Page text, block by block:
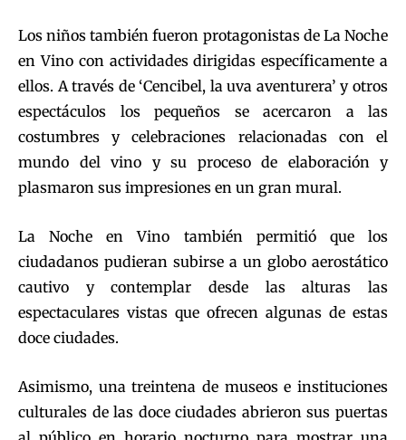
Los niños también fueron protagonistas de La Noche
en Vino con actividades dirigidas específicamente a
ellos. A través de ‘Cencibel, la uva aventurera’ y otros
espectáculos los pequeños se acercaron a las
costumbres y celebraciones relacionadas con el
mundo del vino y su proceso de elaboración y
plasmaron sus impresiones en un gran mural.
La Noche en Vino también permitió que los
ciudadanos pudieran subirse a un globo aerostático
cautivo y contemplar desde las alturas las
espectaculares vistas que ofrecen algunas de estas
doce ciudades.
Asimismo, una treintena de museos e instituciones
culturales de las doce ciudades abrieron sus puertas